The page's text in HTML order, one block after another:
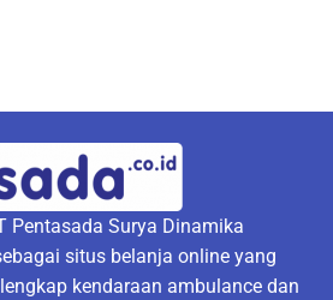
Pentasada Surya Dinamika
situs belanja online yang
kendaraan ambulance dan